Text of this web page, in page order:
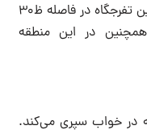
در تفرجگاه بولاغلار را از دست ندهید؛ این تفرجگاه در فاصله ظ30
در این منطقه
نه در خواب سپری می‌کند.